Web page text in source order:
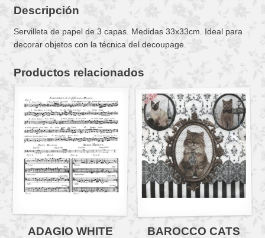
Descripción
Servilleta de papel de 3 capas. Medidas 33x33cm. Ideal para
decorar objetos con la técnica del decoupage.
Productos relacionados
ADAGIO WHITE BAROCCO CATS